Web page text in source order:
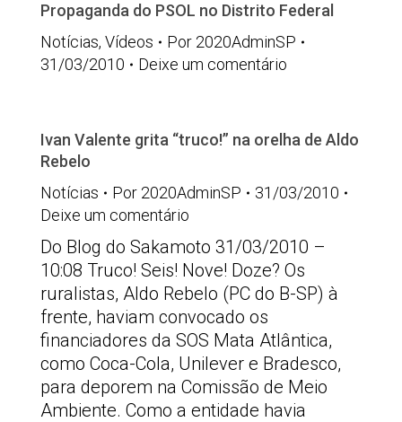
Propaganda do PSOL no Distrito Federal
Notícias, Vídeos Por 2020AdminSP
31/03/2010
Deixe um comentário
Ivan Valente grita “truco!” na orelha de Aldo
Rebelo
Notícias
Por 2020AdminSP
31/03/2010
Deixe um comentário
Do Blog do Sakamoto 31/03/2010 –
10:08 Truco! Seis! Nove! Doze? Os
ruralistas, Aldo Rebelo (PC do B-SP) à
frente, haviam convocado os
financiadores da SOS Mata Atlântica,
como Coca-Cola, Unilever e Bradesco,
para deporem na Comissão de Meio
Ambiente. Como a entidade havia